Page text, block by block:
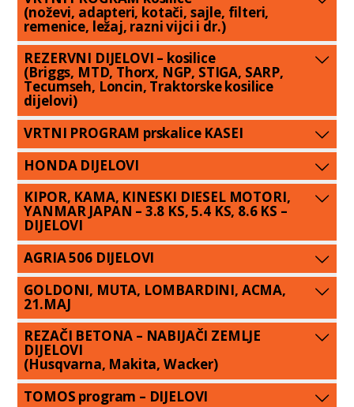
(noževi, adapteri, kotači, sajle, filteri,
remenice, ležaj, razni vijci i dr.)
REZERVNI DIJELOVI – kosilice
(Briggs, MTD, Thorx, NGP, STIGA, SARP,
Tecumseh, Loncin, Traktorske kosilice
dijelovi)
VRTNI PROGRAM prskalice KASEI
HONDA DIJELOVI
KIPOR, KAMA, KINESKI DIESEL MOTORI,
YANMAR JAPAN – 3.8 KS, 5.4 KS, 8.6 KS –
DIJELOVI
AGRIA 506 DIJELOVI
GOLDONI, MUTA, LOMBARDINI, ACMA,
21.MAJ
REZAČI BETONA – NABIJAČI ZEMLJE
DIJELOVI
(Husqvarna, Makita, Wacker)
TOMOS program – DIJELOVI